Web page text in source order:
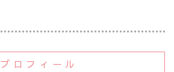
プロフィール